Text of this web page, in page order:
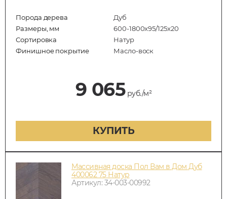
Порода дерева
Дуб
Размеры, мм
600-1800x95/125x20
Сортировка
Натур
Финишное покрытие
Масло-воск
9 065руб./м²
КУПИТЬ
Массивная доска Пол Вам в Дом Дуб
400062 75 Натур
Артикул: 34-003-00992